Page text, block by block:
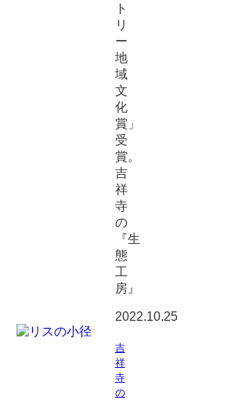
ト
リ
ー
地
域
文
化
賞」
受
賞。
吉
祥
寺
の
『生
態
工
房』
2022.10.25
吉
祥
寺
の